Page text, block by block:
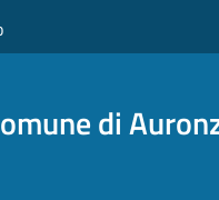
di